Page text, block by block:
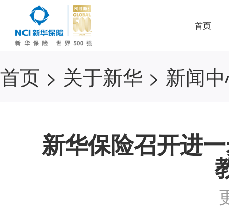
首页
首页 > 关于新华 > 新闻
新华保险召开进